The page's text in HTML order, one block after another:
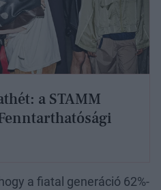
a STAMM
a fiatal generáció 62%-